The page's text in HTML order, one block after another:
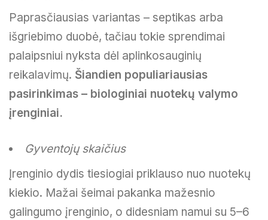
Paprasčiausias variantas – septikas arba
išgriebimo duobė, tačiau tokie sprendimai
palaipsniui nyksta dėl aplinkosauginių
reikalavimų. Šiandien populiariausias
pasirinkimas – biologiniai nuotekų valymo
įrenginiai.
Gyventojų skaičius
Įrenginio dydis tiesiogiai priklauso nuo nuotekų
kiekio. Mažai šeimai pakanka mažesnio
galingumo įrenginio, o didesniam namui su 5–6